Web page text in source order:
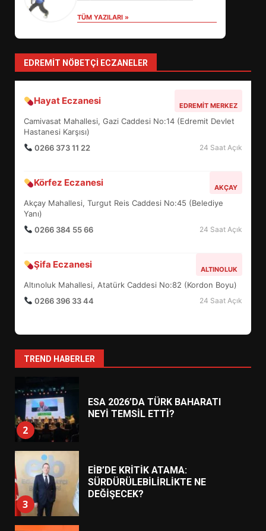
TÜM YAZILARI »
EDREMIT NÖBETÇI ECZANELER
Hayat Eczanesi EDREMIT MERKEZ
Camivasat Mahallesi, Gazi Caddesi No:14 (Edremit Devlet
Hastanesi Karşısı)
0266 373 11 22
24 Saat Açık
Körfez Eczanesi AKÇAY
Akçay Mahallesi, Turgut Reis Caddesi No:45 (Belediye
Yanı)
0266 384 55 66
24 Saat Açık
Şifa Eczanesi ALTINOLUK
Altınoluk Mahallesi, Atatürk Caddesi No:82 (Kordon Boyu)
0266 396 33 44
24 Saat Açık
TREND HABERLER
4
5
BALIKESİR MÜZELERİNDE SÜRE
UZATILDI: NE DEĞİŞTİ?
6
TURNUVASI KAYITLARI NEYİ
7
YENİ YÖNETİM NASIL
ŞEKİLLENDİ?
1
HAREKETE GEÇİYOR: GÖZLER
2
ESA 2026’DA TÜRK BAHARATI
NEYİ TEMSİL ETTİ?
3
EİB’DE KRİTİK ATAMA:
SÜRDÜRÜLEBİLİRLİKTE NE
DEĞİŞECEK?